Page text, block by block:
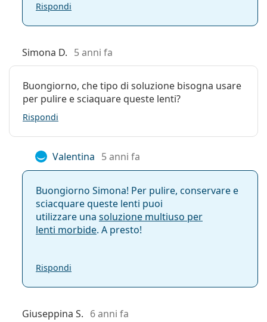
Rispondi
Simona D. 5 anni fa
Buongiorno, che tipo di soluzione bisogna usare
per pulire e sciaquare queste lenti?
Rispondi
Valentina 5 anni fa
Buongiorno Simona! Per pulire, conservare e
sciacquare queste lenti puoi
utilizzare una soluzione multiuso per
lenti morbide. A presto!
Rispondi
Giuseppina S. 6 anni fa